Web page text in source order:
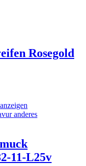
Rosegold
11-L25v